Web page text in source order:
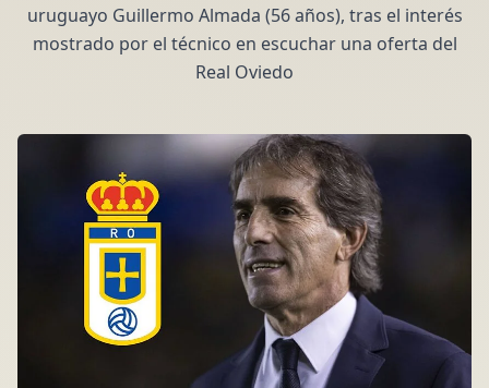
uruguayo Guillermo Almada (56 años), tras el interés
mostrado por el técnico en escuchar una oferta del
Real Oviedo